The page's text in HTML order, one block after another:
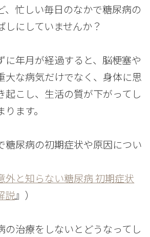
、忙しい毎日のなかで糖尿病の
しにしていませんか？
に年月が経過すると、脳梗塞や
大な病気だけでなく、身体に思
起こし、生活の質が下がってし
ます。
糖尿病の初期症状や原因につい
外と知らない糖尿病 初期症状
説』）
の治療をしないとどうなってし